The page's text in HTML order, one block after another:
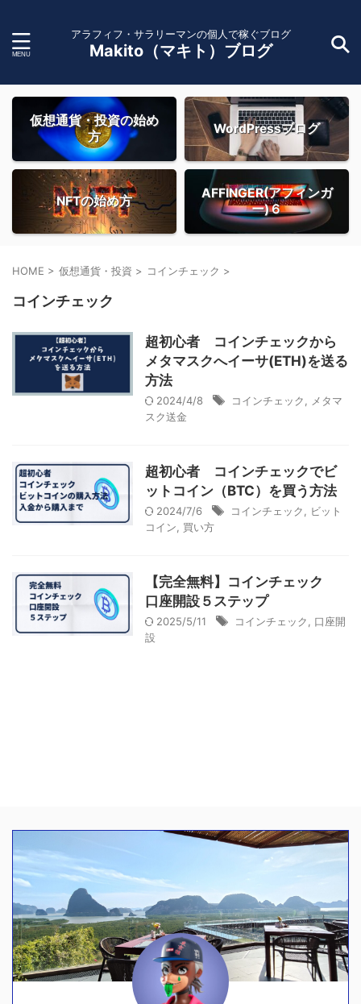
アラフィフ・サラリーマンの個人で稼ぐブログ
Makito（マキト）ブログ
仮想通貨・投資の始め
方
WordPressブログ
NFTの始め方
AFFINGER(アフィンガ
ー)６
HOME > 仮想通貨・投資 > コインチェック >
コインチェック
超初心者 コインチェックから
メタマスクへイーサ(ETH)を送る
方法
2024/4/8 コインチェック
メタマ
スク送金
超初心者 コインチェックでビ
ットコイン（BTC）を買う方法
2024/7/6 コインチェック
ビット
コイン
買い方
【完全無料】コインチェック
口座開設５ステップ
2025/5/11 コインチェック
口座開
設